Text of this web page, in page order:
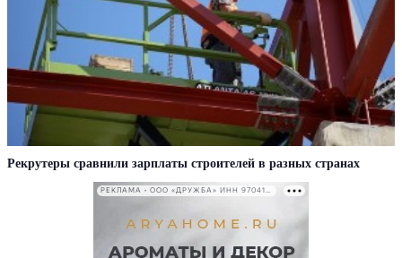
Рекрутеры сравнили зарплаты строителей в разных странах
РЕКЛАМА • ООО «ДРУЖБА» ИНН 9704146411